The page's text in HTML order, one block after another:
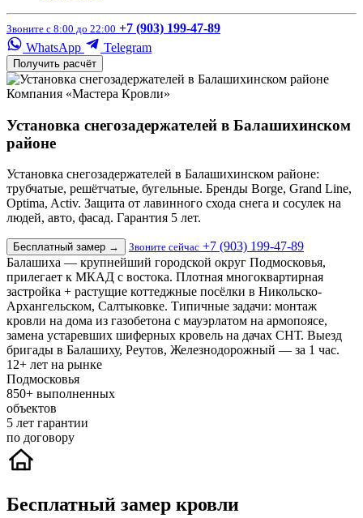
Звоните с 8:00 до 22:00 +7 (903) 199-47-89
WhatsApp
Telegram
Получить расчёт
Компания «Мастера Кровли»
Установка снегозадержателей в Балашихинском
районе
Установка снегозадержателей в Балашихинском районе:
трубчатые, решётчатые, бугельные. Бренды Borge, Grand Line,
Optima, Activ. Защита от лавинного схода снега и сосулек на
людей, авто, фасад. Гарантия 5 лет.
Бесплатный замер → Звоните сейчас +7 (903) 199-47-89
Балашиха — крупнейший городской округ Подмосковья,
прилегает к МКАД с востока. Плотная многоквартирная
застройка + растущие коттеджные посёлки в Никольско-
Архангельском, Салтыковке. Типичные задачи: монтаж
кровли на дома из газобетона с мауэрлатом на армопоясе,
замена устаревших шиферных кровель на дачах СНТ. Выезд
бригады в Балашиху, Реутов, Железнодорожный — за 1 час.
12+ лет на рынке
Подмосковья
850+ выполненных
объектов
5 лет гарантии
по договору
Бесплатный замер кровли